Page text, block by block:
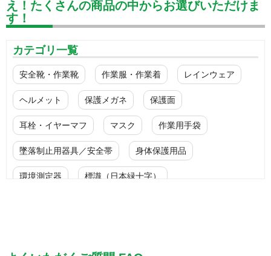
え！たくさんの商品の中からお選びいただけま
す！
カテゴリ一覧
安全靴・作業靴 作業服・作業着 レインウェア
ヘルメット 保護メガネ 保護面
耳栓・イヤーマフ マスク 作業用手袋
墜落制止用器具／安全帯 身体保護用品
環境測定器 標識（日本緑十字）
設備用品・作業補助用品 工事作業用品